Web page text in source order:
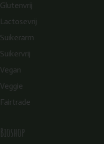
Glutenvrij
Lactosevrij
Suikerarm
Suikervrij
Vegan
Veggie
Fairtrade
Bioshop